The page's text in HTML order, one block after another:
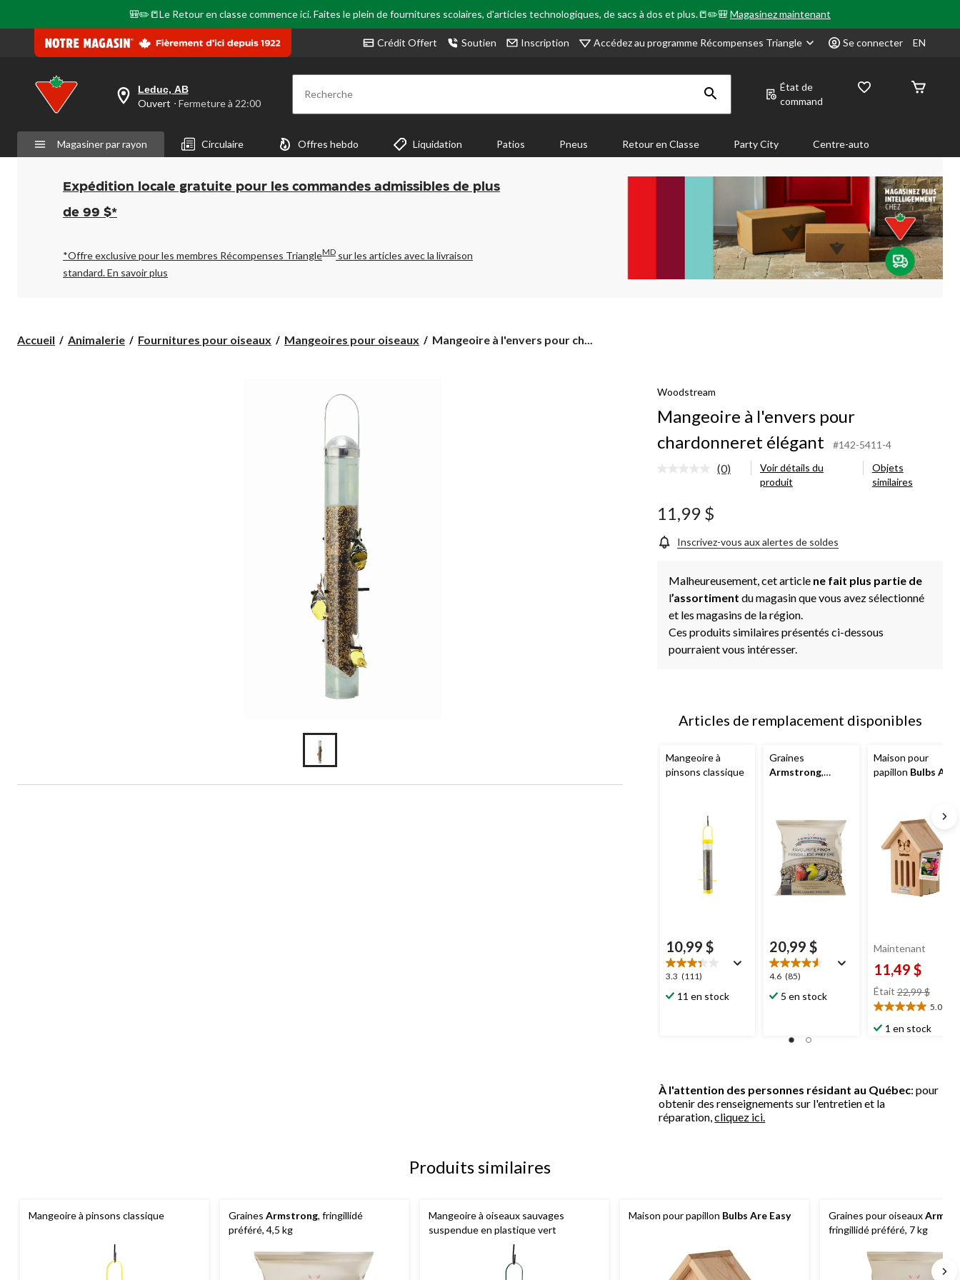
🎒✏️📒Le Retour en classe commence ici. Faites le plein de fournitures scolaires, d'articles technologiques, de sacs à dos et plus.📒✏️🎒Magasinez maintenant
Crédit Offert Soutien Inscription Accédez au programme Récompenses Triangle Se connecter EN
votre
est
Leduc,
AB,
Ouvert,
Fermeture
à
pour
changer
Leduc, AB
Ouvert ⋅ Fermeture à 22:00 Recherche
État de
command
Magasiner par rayon Circulaire Offres hebdo Liquidation Patios Pneus Retour en Classe Party City Centre-auto
Expédition locale gratuite pour les commandes admissibles de plus
de 99 $*
*Offre exclusive pour les membres Récompenses TriangleMD sur les articles avec la livraison
standard.En savoir plus
Accueil Animalerie Fournitures pour oiseaux Mangeoires pour oiseaux
Mangeoire
Mangeoire à l'envers pour ch...
Woodstream
Mangeoire à l'envers pour
chardonneret élégant
#142-5411-4
Aucune
vers
page.
(0)
Voir détails du
produit
Objets
similaires
11,99 $
Inscrivez-vous aux alertes de soldes
Malheureusement, cet article ne fait plus partie de
l’assortiment du magasin que vous avez sélectionné
et les magasins de la région.
Ces produits similaires présentés ci-dessous
pourraient vous intéresser.
Articles de remplacement disponibles
Mangeoire à
pinsons classique
10,99 $
3.3 (111)
3.3
étoile(s)
sur
11 en stock
Graines
Armstrong,
20,99 $
4.6 (85)
4.6
étoile(s)
sur
évaluations
5 en stock
Maison pour
papillon Bulbs Are
Maintenant
11,49 $
Était 22,99 $prix
5.0
5.0
étoile(s)
1 en stock
À l'attention des personnes résidant au Québec: pour
obtenir des renseignements sur l'entretien et la
réparation,cliquez ici.
même
page.
Produits similaires
Mangeoire à pinsons classique Graines Armstrong, fringillidé
préféré, 4,5 kg
Mangeoire à oiseaux sauvages
suspendue en plastique vert
Maison pour papillon Bulbs Are Easy Graines pour oiseaux
fringillidé préféré, 7 kg